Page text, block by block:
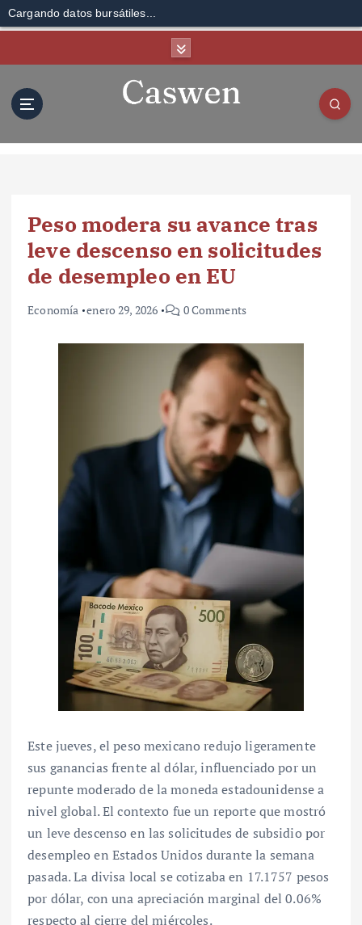
Cargando datos bursátiles...
Peso modera su avance tras
leve descenso en solicitudes
de desempleo en EU
Economía enero 29, 2026 0 Comments
Este jueves, el peso mexicano redujo ligeramente
sus ganancias frente al dólar, influenciado por un
repunte moderado de la moneda estadounidense a
nivel global. El contexto fue un reporte que mostró
un leve descenso en las solicitudes de subsidio por
desempleo en Estados Unidos durante la semana
pasada. La divisa local se cotizaba en 17.1757 pesos
por dólar, con una apreciación marginal del 0.06%
respecto al cierre del miércoles.